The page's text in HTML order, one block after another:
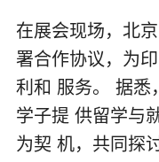
在展会现场，北
署合作协议，为
利和 服务。 据悉
学子提 供留学与
为契 机，共同探